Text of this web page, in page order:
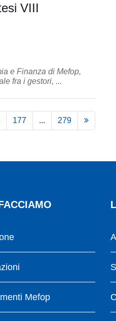
VIII
e Finanza di Mefop,
fra i gestori, ...
177 ... 279
Mefop